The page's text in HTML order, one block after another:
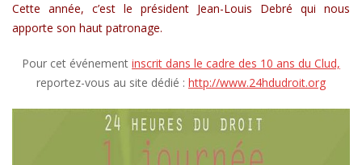
Cette année, c’est le président Jean-Louis Debré qui nous
apporte son haut patronage.
Pour cet événement inscrit dans le cadre des 10 ans du Clud,
reportez-vous au site dédié : http://www.24hdudroit.org